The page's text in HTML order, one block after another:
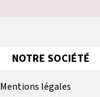
NOTRE SOCIÉTÉ
Mentions légales